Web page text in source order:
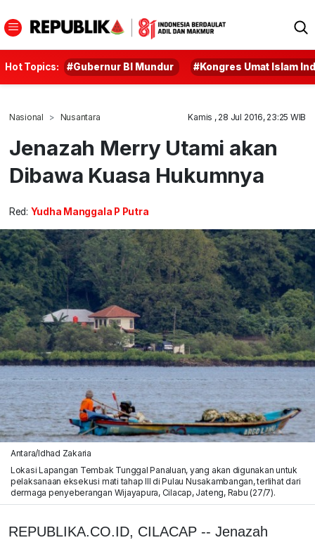
Hot Topics: #Gubernur BI Mundur #Kongres Umat Islam
Nasional Nusantara Kamis , 28 Jul 2016, 23:25 WIB
Jenazah Merry Utami akan
Dibawa Kuasa Hukumnya
Red: Yudha Manggala P Putra
Antara/Idhad Zakaria
Lokasi Lapangan Tembak Tunggal Panaluan, yang akan digunakan untuk
pelaksanaan eksekusi mati tahap III di Pulau Nusakambangan, terlihat dari
dermaga penyeberangan Wijayapura, Cilacap, Jateng, Rabu (27/7).
REPUBLIKA.CO.ID, CILACAP -- Jenazah